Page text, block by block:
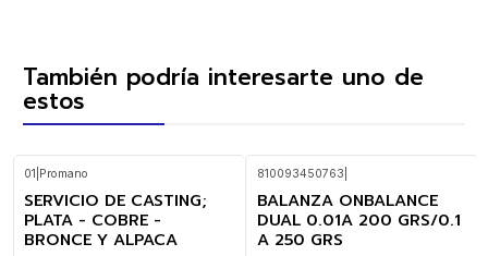
También podría interesarte uno de
estos
01 Promano
SERVICIO DE CASTING;
PLATA - COBRE -
BRONCE Y ALPACA
-13%
OFF
810093450763
BALANZA ONBALANCE
DUAL 0.01A 200 GRS/0.1
A 250 GRS